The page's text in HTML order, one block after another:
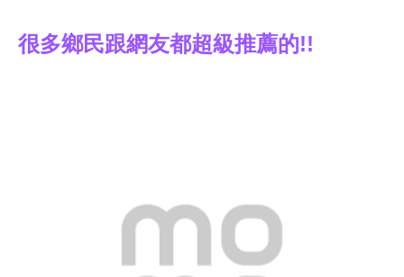
很多鄉民跟網友都超級推薦的!!